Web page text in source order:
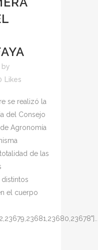
by
Likes
se realizó la
del Consejo
Agronomía
de las
el cuerpo